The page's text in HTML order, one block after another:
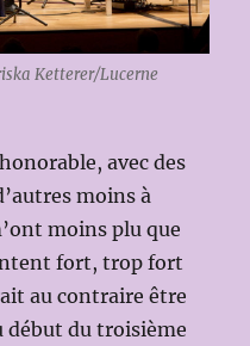
Ketterer/Lucerne
avec des
moins à
moins plu que
fort, trop fort
au contraire être
début du troisième